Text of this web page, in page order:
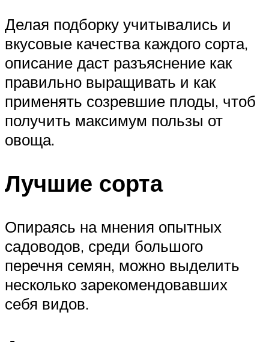
Делая подборку учитывались и
вкусовые качества каждого сорта,
описание даст разъяснение как
правильно выращивать и как
применять созревшие плоды, чтоб
получить максимум пользы от
овоща.
Лучшие сорта
Опираясь на мнения опытных
садоводов, среди большого
перечня семян, можно выделить
несколько зарекомендовавших
себя видов.